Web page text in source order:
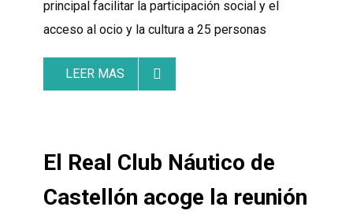
principal facilitar la participación social y el
acceso al ocio y la cultura a 25 personas
LEER MAS
El Real Club Náutico de
Castellón acoge la reunión